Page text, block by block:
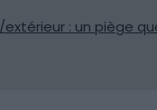
: un piège